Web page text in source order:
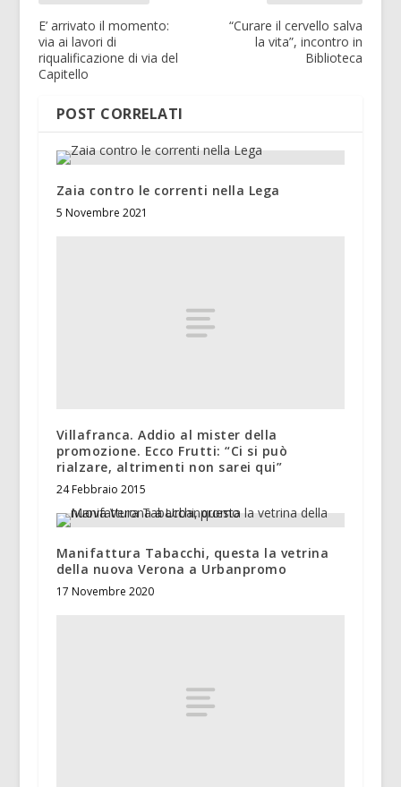
E’ arrivato il momento:
via ai lavori di
riqualificazione di via del
Capitello
“Curare il cervello salva
la vita”, incontro in
Biblioteca
POST CORRELATI
Zaia contro le correnti nella Lega
5 Novembre 2021
Villafranca. Addio al mister della
promozione. Ecco Frutti: “Ci si può
rialzare, altrimenti non sarei qui”
24 Febbraio 2015
Manifattura Tabacchi, questa la vetrina
della nuova Verona a Urbanpromo
17 Novembre 2020